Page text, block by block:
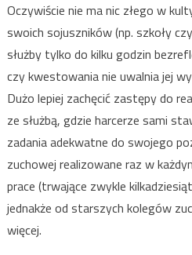
Oczywiście nie ma nic złego w
swoich sojuszników (np. szkoły
służby tylko do kilku godzin
czy kwestowania nie uwalnia jej
Dużo lepiej zachęcić zastępy do
ze służbą, gdzie harcerze sami
zadania adekwatne do swojego
zuchowej realizowane raz w
prace (trwające zwykle
jednakże od starszych kolegów
więcej.